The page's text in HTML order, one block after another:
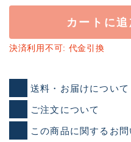
カートに
決済利用不可: 代金引換
送料・お届けについて
ご注文について
この商品に関するお